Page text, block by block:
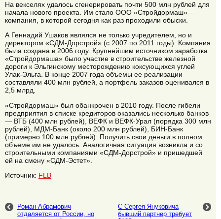
На векселях удалось сгенерировать почти 500 млн рублей для
начала нового проекта. Им стало ООО «Стройдормаш» –
компания, в которой сегодня как раз проходили обыски.
А Геннадий Ушаков являлся не только учредителем, но и
директором «СДМ-Дорстрой» (с 2007 по 2011 годы). Компания
была создана в 2006 году. Крупнейшим источником заработка
«Стройдормаша» было участие в строительстве железной
дороги к Эльгинскому месторождению коксующихся углей
Улак-Эльга. В конце 2007 года объемы ее реализации
составляли 400 млн рублей, а портфель заказов оценивался в
2,5 млрд.
«Стройдормаш» был обанкрочен в 2010 году. После гибели
предприятия в списке кредиторов оказались несколько банков
— ВТБ (400 млн рублей), ВЕФК и ВЕФК-Урал (порядка 300 млн
рублей), МДМ-Банк (около 200 млн рублей), БИН-Банк
(примерно 100 млн рублей). Получить свои деньги в полном
объеме им не удалось. Аналогичная ситуация возникла и со
строительными компаниями «СДМ-Дорстрой» и пришедшей
ей на смену «СДМ-Эстет».
Источник: FLB
Роман Абрамович
отдаляется от России, но
С Сергея Януковича
бывший партнер требует